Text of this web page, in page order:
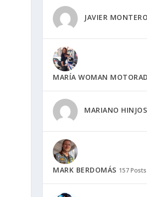
JAVIER MONTERO
MARÍA WOMAN
MARIANO HINJOS
MARK BERDOMÁS 157 Posts